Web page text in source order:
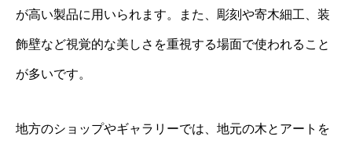
が高い製品に用いられます。また、彫刻や寄木細工、装
飾壁など視覚的な美しさを重視する場面で使われること
が多いです。
地方のショップやギャラリーでは、地元の木とアートを